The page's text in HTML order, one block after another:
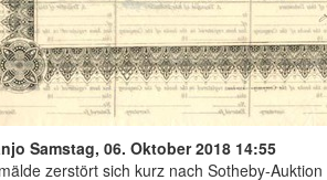
Samstag, 06. Oktober 2018 14:55
zerstört sich kurz nach Sotheby-Auktion